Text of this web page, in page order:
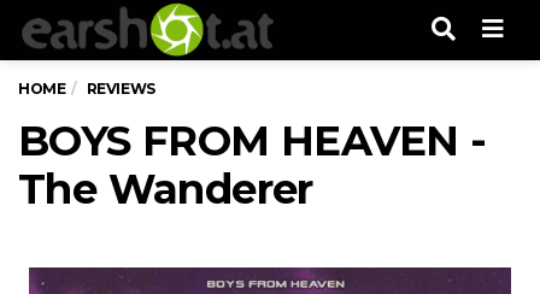
HOME REVIEWS
BOYS FROM HEAVEN -
The Wanderer